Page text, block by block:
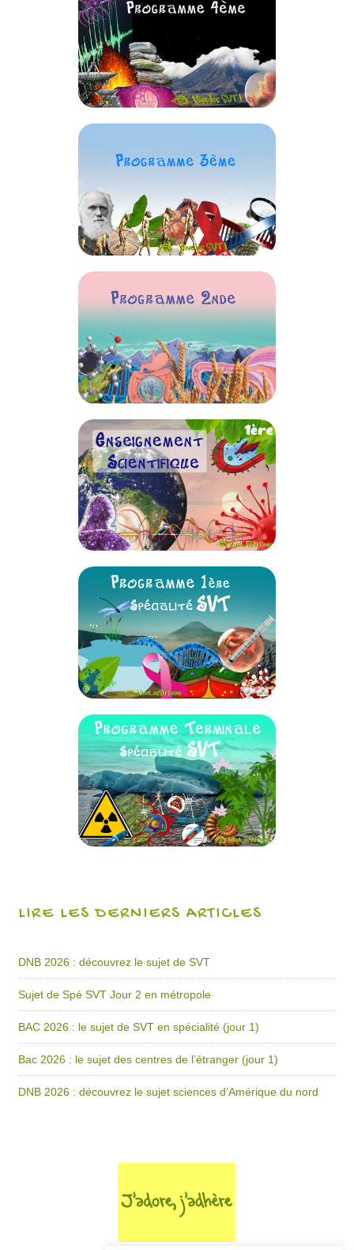
LIRE LES DERNIERS ARTICLES
DNB 2026 : découvrez le sujet de SVT
Sujet de Spé SVT Jour 2 en métropole
BAC 2026 : le sujet de SVT en spécialité (jour 1)
Bac 2026 : le sujet des centres de l’étranger (jour 1)
DNB 2026 : découvrez le sujet sciences d’Amérique du nord